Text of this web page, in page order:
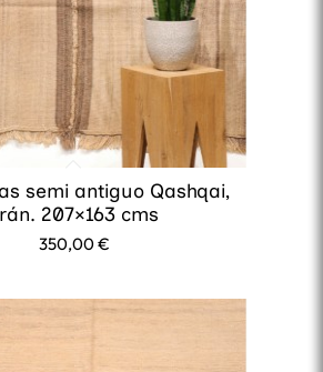
semi antiguo Qashqai,
207×163 cms
350,00€